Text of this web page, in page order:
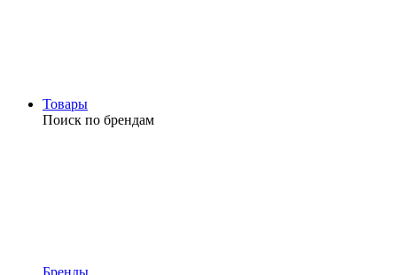
Товары
Поиск по брендам
Бренды